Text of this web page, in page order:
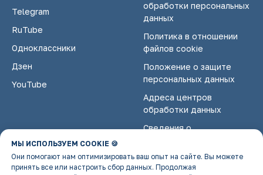
Telegram
RuTube
Одноклассники
Дзен
YouTube
обработки персональных
данных
Политика в отношении
файлов cookie
Положение о защите
персональных данных
Адреса центров
обработки данных
Сведения о
организации
МЫ ИСПОЛЬЗУЕМ COOKIE 🍪
Они помогают нам оптимизировать ваш опыт на сайте. Вы можете
принять все или настроить сбор данных. Продолжая